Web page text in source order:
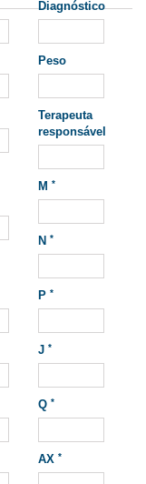
Diagnóstico
Peso
Terapeuta
responsável
M *
N *
P *
J *
Q *
AX *